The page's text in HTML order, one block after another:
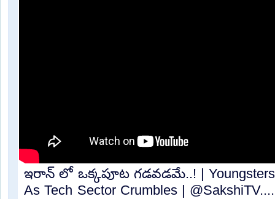
ఇరాన్ లో ఒక్కపూట గడవడమే..! | Youngsters
As Tech Sector Crumbles |